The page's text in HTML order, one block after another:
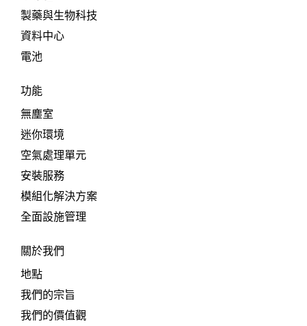
製藥與生物科技
資料中心
電池
功能
無塵室
迷你環境
空氣處理單元
安裝服務
模組化解決方案
全面設施管理
關於我們
地點
我們的宗旨
我們的價值觀